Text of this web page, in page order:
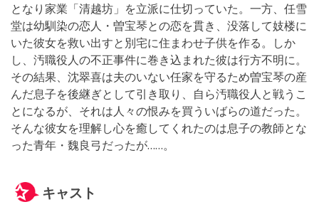
となり家業「清越坊」を立派に仕切っていた。一方、任雪
堂は幼馴染の恋人・曽宝琴との恋を貫き、没落して妓楼に
いた彼女を救い出すと別宅に住まわせ子供を作る。しか
し、汚職役人の不正事件に巻き込まれた彼は行方不明に。
その結果、沈翠喜は夫のいない任家を守るため曽宝琴の産
んだ息子を後継ぎとして引き取り、自ら汚職役人と戦うこ
とになるが、それは人々の恨みを買ういばらの道だった。
そんな彼女を理解し心を癒してくれたのは息子の教師とな
った青年・魏良弓だったが……。
キャスト